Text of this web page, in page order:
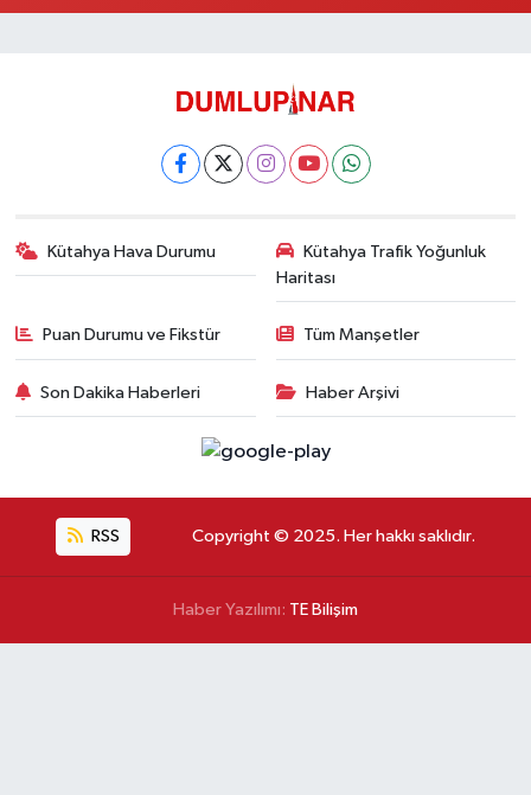
Kütahya Hava Durumu
Kütahya Trafik Yoğunluk
Haritası
Puan Durumu ve Fikstür Tüm Manşetler
Son Dakika Haberleri Haber Arşivi
RSS Copyright © 2025. Her hakkı saklıdır.
Haber Yazılımı: TE Bilişim